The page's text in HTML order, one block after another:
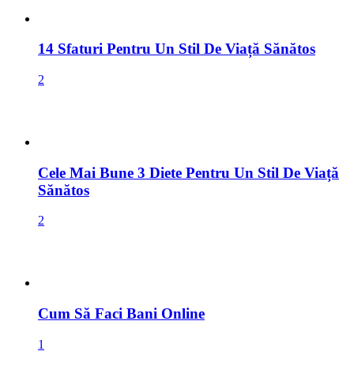
14 Sfaturi Pentru Un Stil De Viață Sănătos
2
Cele Mai Bune 3 Diete Pentru Un Stil De Viață
Sănătos
2
Cum Să Faci Bani Online
1